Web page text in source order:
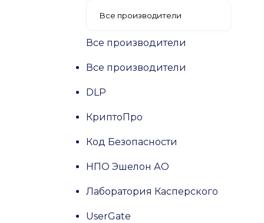
Все производители
Все производители
DLP
КриптоПро
Код Безопасности
НПО Эшелон АО
Лаборатория Касперского
UserGate